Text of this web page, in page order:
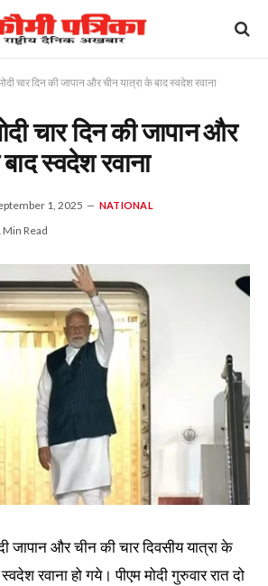
चार दिन की जापान और चीन यात्रा के बाद स्वदेश रवाना
चार दिन की जापान और
स्वदेश रवाना
1, 2025 NATIONAL
Min Read
जापान और चीन की चार दिवसीय यात्रा के
रवाना हो गये। पीएम मोदी गुरुवार रात दो